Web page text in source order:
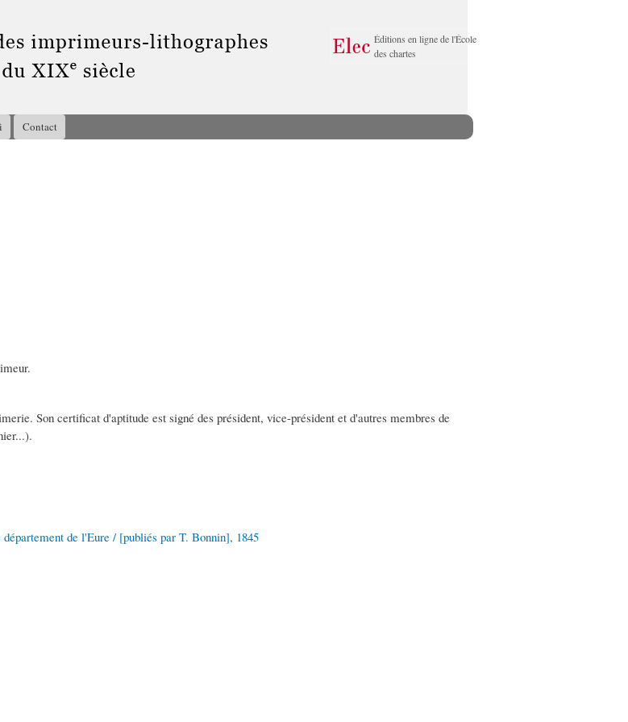
principal
Éditions en ligne de l'École
des chartes
Contact
Son certificat d'aptitude est signé des président, vice-président et d'autres membres de
de l'Eure / [publiés par T. Bonnin], 1845